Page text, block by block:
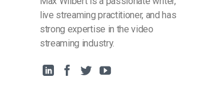
live streaming practitioner, and has
strong expertise in the video
streaming industry.